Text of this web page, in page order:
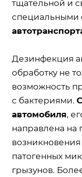
тщательной и
специальными
Дезинфекция
обработку не
возможность
с бактериями.
автомобиля,
направлена
патогенных
грызунов.